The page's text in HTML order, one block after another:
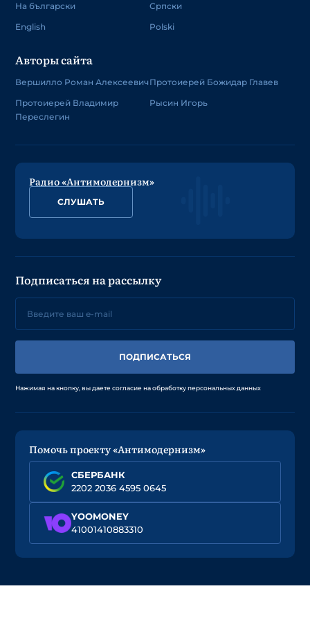
На български
English
Српски
Polski
Авторы сайта
Вершилло Роман Алексеевич
Протоиерей Владимир
Переслегин
Протоиерей Божидар Главев
Рысин Игорь
Радио «Антимодернизм»
СЛУШАТЬ
Подписаться на рассылку
ПОДПИСАТЬСЯ
Нажимая на кнопку, вы даете согласие на обработку персональных данных
Помочь проекту «Антимодернизм»
СБЕРБАНК
2202 2036 4595 0645
YOOMONEY
41001410883310